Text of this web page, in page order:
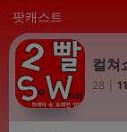
팟캐스트
컬쳐
28